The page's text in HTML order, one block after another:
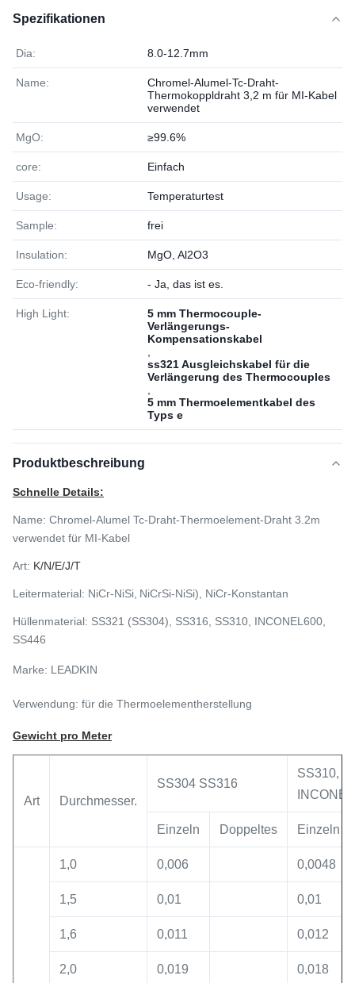
Spezifikationen
Dia: 8.0-12.7mm
Name:
Chromel-Alumel-Tc-Draht-
Thermokoppldraht 3,2 m für MI-Kabel
verwendet
MgO: ≥99.6%
core: Einfach
Usage: Temperaturtest
Sample: frei
Insulation: MgO, Al2O3
Eco-friendly: - Ja, das ist es.
High Light:
5 mm Thermocouple-
Verlängerungs-
Kompensationskabel
ss321 Ausgleichskabel für die
Verlängerung des Thermocouples
5 mm Thermoelementkabel des
Typs e
Produktbeschreibung
Schnelle Details:
Name: Chromel-Alumel Tc-Draht-Thermoelement-Draht 3.2m
verwendet für MI-Kabel
Art: K/N/E/J/T
Leitermaterial: NiCr-NiSi, NiCrSi-NiSi), NiCr-Konstantan
Hüllenmaterial: SS321 (SS304), SS316, SS310, INCONEL600,
SS446
Marke: LEADKIN
Verwendung: für die Thermoelementherstellung
Gewicht pro Meter
Art Durchmesser.
SS304 SS316
SS310,
Einzeln Doppeltes Einzeln
1,0 0,006 0,0048
1,5 0,01 0,01
1,6 0,011 0,012
2,0 0,019 0,018